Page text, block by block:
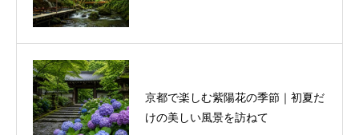
京都で楽しむ紫陽花の季節｜初夏だ
けの美しい風景を訪ねて